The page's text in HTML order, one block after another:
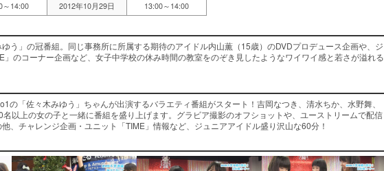
～14:00 2012年10月29日 13:00～14:00
う」の冠番組。同じ事務所に所属する期待のアイドル内山薫（15歳）のDVDプロデュース企画や、ジ
」のコーナー企画など、女子中学校の休み時間の教室をのぞき見したようなワイワイ感と若さが溢れる
の「佐々木みゆう」ちゃんが出演するバラエティ番組がスタート！吉岡なつき、清水ちか、水野舞、
以上の女の子と一緒に番組を盛り上げます。グラビア撮影のオフショットや、ユーストリームで配信
、チャレンジ企画・ユニット「TIME」情報など、ジュニアアイドル盛り沢山な60分！